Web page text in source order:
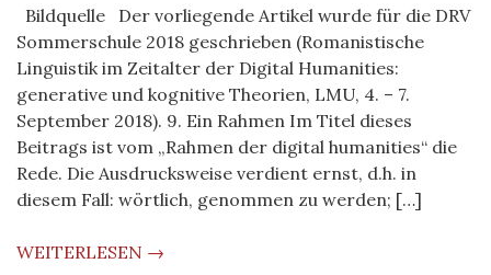
Bildquelle Der vorliegende Artikel wurde für die DRV
Sommerschule 2018 geschrieben (Romanistische
Linguistik im Zeitalter der Digital Humanities:
generative und kognitive Theorien, LMU, 4. – 7.
September 2018). 9. Ein Rahmen Im Titel dieses
Beitrags ist vom „Rahmen der digital humanities“ die
Rede. Die Ausdrucksweise verdient ernst, d.h. in
diesem Fall: wörtlich, genommen zu werden; […]
WEITERLESEN →